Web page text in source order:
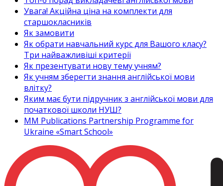
Увага! Акційна ціна на комплекти для
старшокласників
Як замовити
Як обрати навчальний курс для Вашого класу?
Три найважливіші критерії
Як презентувати нову тему учням?
Як учням зберегти знання англійської мови
влітку?
Яким має бути підручник з англійської мови для
початкової школи НУШ?
MM Publications Partnership Programme for
Ukraine «Smart School»